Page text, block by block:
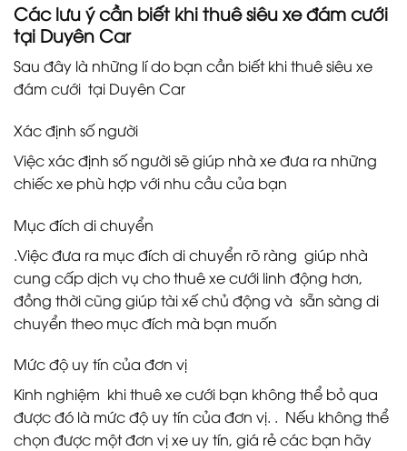
Các lưu ý cần biết khi thuê siêu xe đám cưới
tại Duyên Car
Sau đây là những lí do bạn cần biết khi thuê siêu xe
đám cưới tại Duyên Car
Xác định số người
Việc xác định số người sẽ giúp nhà xe đưa ra những
chiếc xe phù hợp với nhu cầu của bạn
Mục đích di chuyển
.Việc đưa ra mục đích di chuyển rõ ràng giúp nhà
cung cấp dịch vụ cho thuê xe cưới linh động hơn,
đồng thời cũng giúp tài xế chủ động và sẵn sàng di
chuyển theo mục đích mà bạn muốn
Mức độ uy tín của đơn vị
Kinh nghiệm khi thuê xe cưới bạn không thể bỏ qua
được đó là mức độ uy tín của đơn vị. . Nếu không thể
chọn được một đơn vị xe uy tín, giá rẻ các bạn hãy